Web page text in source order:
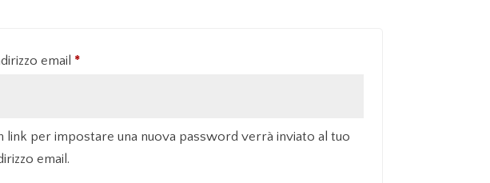
email *Richiesto
link per impostare una nuova password verrà inviato al tuo
email.